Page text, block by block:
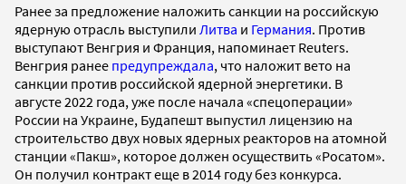
Ранее за предложение наложить санкции на российскую
ядерную отрасль выступили Литва и Германия. Против
выступают Венгрия и Франция, напоминает Reuters.
Венгрия ранее предупреждала, что наложит вето на
санкции против российской ядерной энергетики. В
августе 2022 года, уже после начала «спецоперации»
России на Украине, Будапешт выпустил лицензию на
строительство двух новых ядерных реакторов на атомной
станции «Пакш», которое должен осуществить «Росатом».
Он получил контракт еще в 2014 году без конкурса.